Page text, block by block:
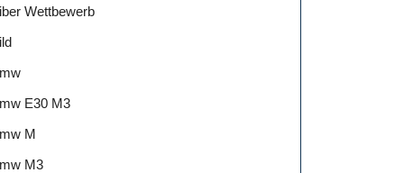
Wettbewerb
E30 M3
M
M3